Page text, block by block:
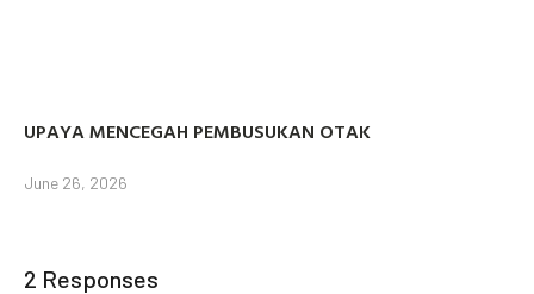
UPAYA MENCEGAH PEMBUSUKAN OTAK
June 26, 2026
2 Responses